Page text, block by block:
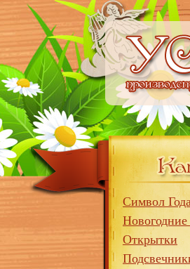
Символ
Открытки